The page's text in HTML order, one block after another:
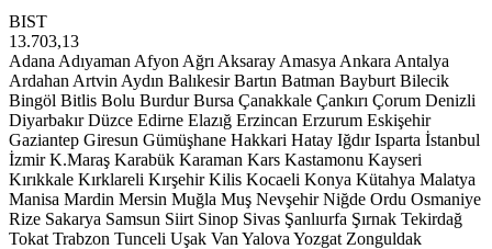
BIST
13.703,13
Adana Adıyaman Afyon Ağrı Aksaray Amasya Ankara Antalya
Ardahan Artvin Aydın Balıkesir Bartın Batman Bayburt Bilecik
Bingöl Bitlis Bolu Burdur Bursa Çanakkale Çankırı Çorum Denizli
Diyarbakır Düzce Edirne Elazığ Erzincan Erzurum Eskişehir
Gaziantep Giresun Gümüşhane Hakkari Hatay Iğdır Isparta İstanbul
İzmir K.Maraş Karabük Karaman Kars Kastamonu Kayseri
Kırıkkale Kırklareli Kırşehir Kilis Kocaeli Konya Kütahya Malatya
Manisa Mardin Mersin Muğla Muş Nevşehir Niğde Ordu Osmaniye
Rize Sakarya Samsun Siirt Sinop Sivas Şanlıurfa Şırnak Tekirdağ
Tokat Trabzon Tunceli Uşak Van Yalova Yozgat Zonguldak